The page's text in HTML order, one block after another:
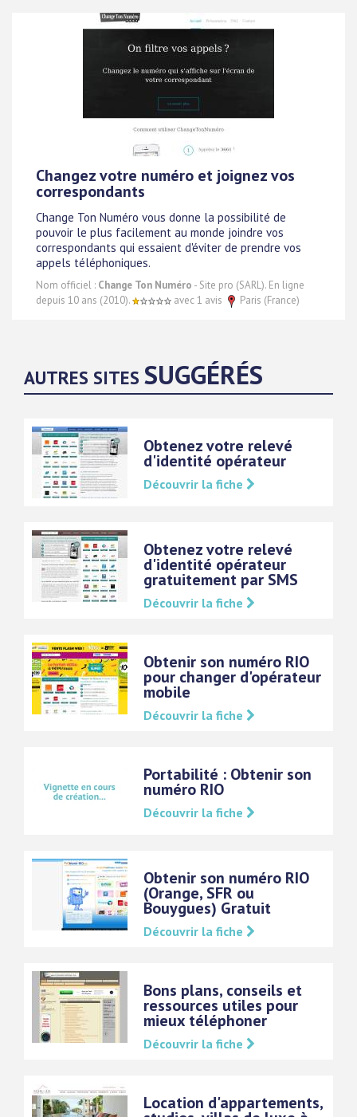
Changez votre numéro et joignez vos
correspondants
Change Ton Numéro vous donne la possibilité de
pouvoir le plus facilement au monde joindre vos
correspondants qui essaient d'éviter de prendre vos
appels téléphoniques.
Nom officiel : Change Ton Numéro - Site pro (SARL). En ligne
depuis 10 ans (2010).
avec 1 avis Paris (France)
AUTRES SITES SUGGÉRÉS
Obtenez votre relevé
d'identité opérateur
Découvrir la fiche
Obtenez votre relevé
d'identité opérateur
gratuitement par SMS
Découvrir la fiche
Obtenir son numéro RIO
pour changer d'opérateur
mobile
Découvrir la fiche
Portabilité : Obtenir son
numéro RIO
Découvrir la fiche
Obtenir son numéro RIO
(Orange, SFR ou
Bouygues) Gratuit
Découvrir la fiche
Bons plans, conseils et
ressources utiles pour
mieux téléphoner
Découvrir la fiche
Location d'appartements,